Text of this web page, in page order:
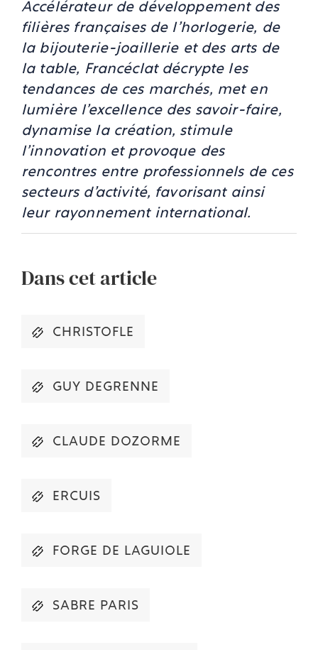
Accélérateur de développement des
filières françaises de l’horlogerie, de
la bijouterie-joaillerie et des arts de
la table, Francéclat décrypte les
tendances de ces marchés, met en
lumière l’excellence des savoir-faire,
dynamise la création, stimule
l’innovation et provoque des
rencontres entre professionnels de ces
secteurs d'activité, favorisant ainsi
leur rayonnement international.
Dans cet article
CHRISTOFLE
GUY DEGRENNE
CLAUDE DOZORME
ERCUIS
FORGE DE LAGUIOLE
SABRE PARIS